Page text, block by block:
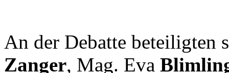
An der Debatte beteiligten
Zanger, Mag. Eva